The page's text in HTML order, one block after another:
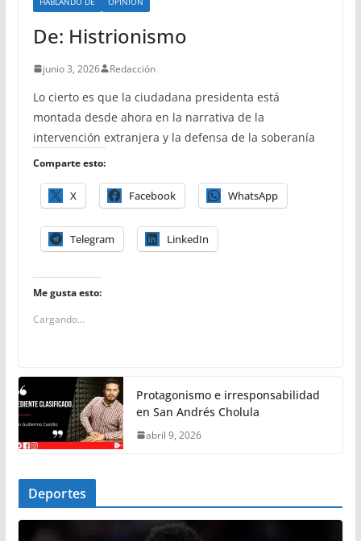
De: Histrionismo
junio 3, 2026 Redacción
Lo cierto es que la ciudadana presidenta está
montada desde ahora en la narrativa de la
intervención extranjera y la defensa de la soberanía
Comparte esto:
X Facebook WhatsApp
Telegram LinkedIn
Me gusta esto:
Cargando...
Protagonismo e irresponsabilidad
en San Andrés Cholula
abril 9, 2026
Deportes